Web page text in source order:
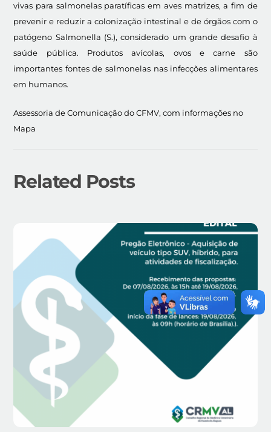
vivas para salmonelas paratíficas em aves matrizes, a fim de
prevenir e reduzir a colonização intestinal e de órgãos com o
patógeno Salmonella (S.), considerado um grande desafio à
saúde pública. Produtos avícolas, ovos e carne são
importantes fontes de salmonelas nas infecções alimentares
em humanos.
Assessoria de Comunicação do CFMV, com informações no
Mapa
Related Posts